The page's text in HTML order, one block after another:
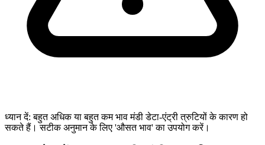
ध्यान दें: बहुत अधिक या बहुत कम भाव मंडी डेटा-एंट्री त्रुटियों के कारण हो
सकते हैं। सटीक अनुमान के लिए 'औसत भाव' का उपयोग करें।